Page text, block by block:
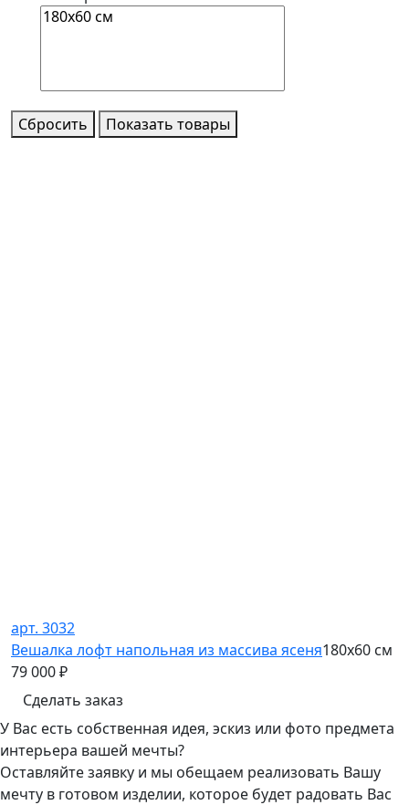
Сбросить Показать товары
арт. 3032
Вешалка лофт напольная из массива ясеня180х60 см
79 000₽
Сделать заказ
У Вас есть собственная идея, эскиз или фото предмета
интерьера вашей мечты?
Оставляйте заявку и мы обещаем реализовать Вашу
мечту в готовом изделии, которое будет радовать Вас